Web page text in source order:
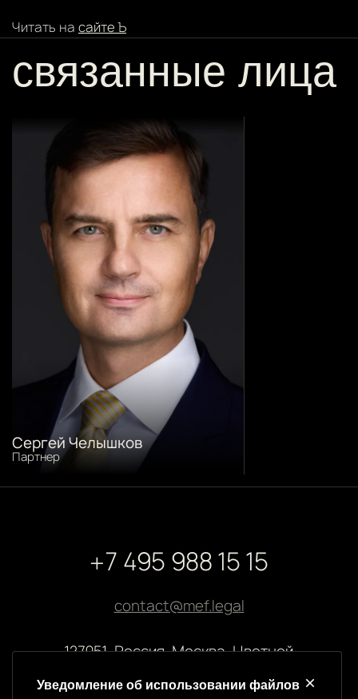
Читать на сайте Ъ
связанные лица
Сергей Челышков
Партнер
+7 495 988 15 15
contact@mef.legal
127051, Россия, Москва, Цветной
Уведомление об использовании файлов